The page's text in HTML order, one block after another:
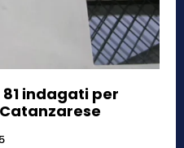
indagati per